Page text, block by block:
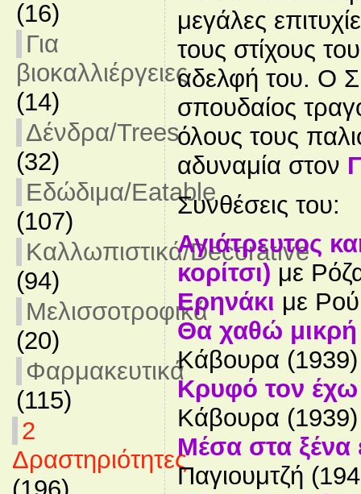
(16)
Για
βιοκαλλιέργειες
(14)
Δένδρα/Trees
(32)
Εδώδιμα/Eatable
(107)
Καλλωπιστικά/Decorative
(94)
Μελισσοτροφικά
(20)
Φαρμακευτικά
(115)
2
Δραστηριότητες
μεγάλες
τους στίχους
αδελφή του. Ο
σπουδαίος
όλους τους
αδυναμία στον
Συνθέσεις του:
Αγιάτρευτος
κορίτσι) με
Ερηνάκι με
Θα χαθώ
Κάβουρα (1939)
Κρυφό τον
Κάβουρα (1939)
Μέσα στα ξένα
Παγιουμτζή